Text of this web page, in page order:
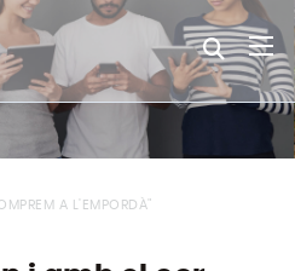
A L'EMPORDÀ"